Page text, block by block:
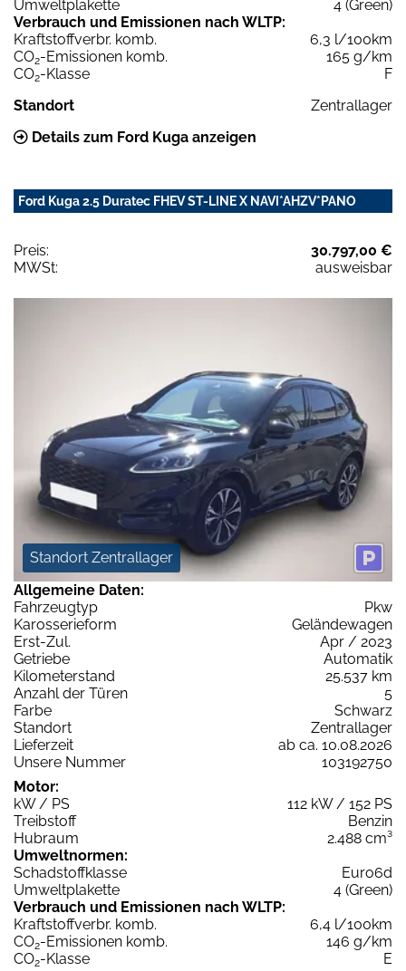
Umweltplakette
4 (Green)
Verbrauch und Emissionen nach WLTP:
Kraftstoffverbr. komb.
6,3 l/100km
CO2-Emissionen komb.
165 g/km
CO2-Klasse
F
Standort
Zentrallager
Details zum Ford Kuga anzeigen
Ford Kuga 2.5 Duratec FHEV ST-LINE X NAVI*AHZV*PANO
Preis:
30.797,00 €
MWSt:
ausweisbar
Standort Zentrallager
Allgemeine Daten:
Fahrzeugtyp
Pkw
Karosserieform
Geländewagen
Erst-Zul.
Apr / 2023
Getriebe
Automatik
Kilometerstand
25.537 km
Anzahl der Türen
5
Farbe
Schwarz
Standort
Zentrallager
Lieferzeit
ab ca. 10.08.2026
Unsere Nummer
103192750
Motor:
kW / PS
112 kW / 152 PS
Treibstoff
Benzin
Hubraum
2.488 cm³
Umweltnormen:
Schadstoffklasse
Euro6d
Umweltplakette
4 (Green)
Verbrauch und Emissionen nach WLTP:
Kraftstoffverbr. komb.
6,4 l/100km
CO2-Emissionen komb.
146 g/km
CO2-Klasse
E